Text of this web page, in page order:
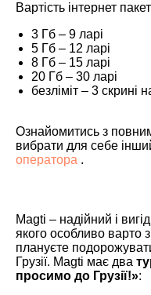
Вартість інтернет
3 Гб – 9 ларі
5 Гб – 12 ларі
8 Гб – 15 ларі
20 Гб – 30 ларі
безліміт – 3 скрині
Ознайомитись з
вибрати для себе
оператора .
Magti – надійний і
якого особливо варто
плануєте
Грузії. Magti має два
просимо до Грузії!»: